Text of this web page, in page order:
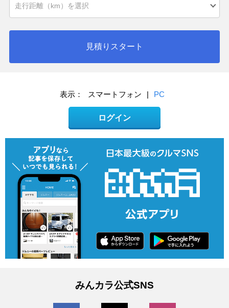
見積りスタート
表示： スマートフォン | PC
ログイン
みんカラ公式SNS